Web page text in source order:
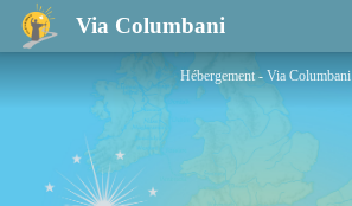
Via Columbani
Éthic Étapes sull'Ile d’Or a Amboise
Hébergement - Via Columbani